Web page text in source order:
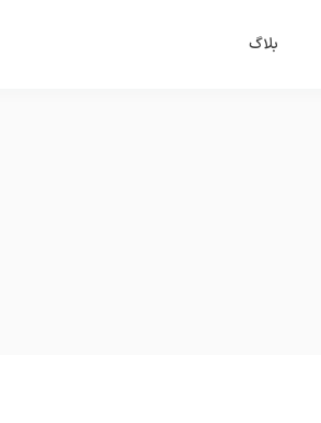
بلاگ